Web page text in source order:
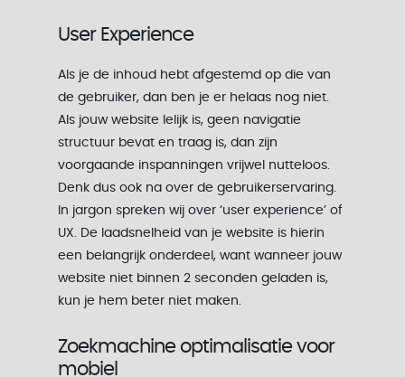
User Experience
Als je de inhoud hebt afgestemd op die van
de gebruiker, dan ben je er helaas nog niet.
Als jouw website lelijk is, geen navigatie
structuur bevat en traag is, dan zijn
voorgaande inspanningen vrijwel nutteloos.
Denk dus ook na over de gebruikerservaring.
In jargon spreken wij over ‘user experience’ of
UX. De laadsnelheid van je website is hierin
een belangrijk onderdeel, want wanneer jouw
website niet binnen 2 seconden geladen is,
kun je hem beter niet maken.
Zoekmachine optimalisatie voor
mobiel